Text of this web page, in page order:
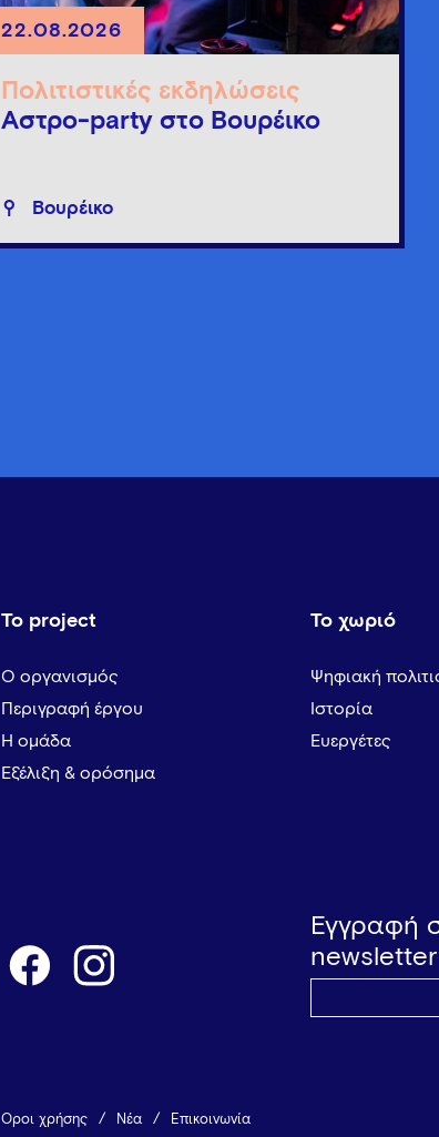
22.08.2026
Πολιτιστικές εκδηλώσεις
Άστρο-party στο Βουρέικο
Βουρέικο
Το project
Ο οργανισμός
Περιγραφή έργου
Η ομάδα
Εξέλιξη & ορόσημα
Το χωριό
Ψηφιακή
Ιστορία
Ευεργέτες
Εγγραφή
newsletter
Όροι χρήσης Νέα Επικοινωνία